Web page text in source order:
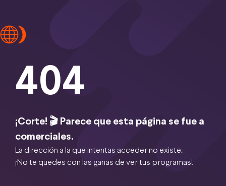
404
¡Corte! 🎬 Parece que esta página se fue a
comerciales.
La dirección a la que intentas acceder no existe.
¡No te quedes con las ganas de ver tus programas!